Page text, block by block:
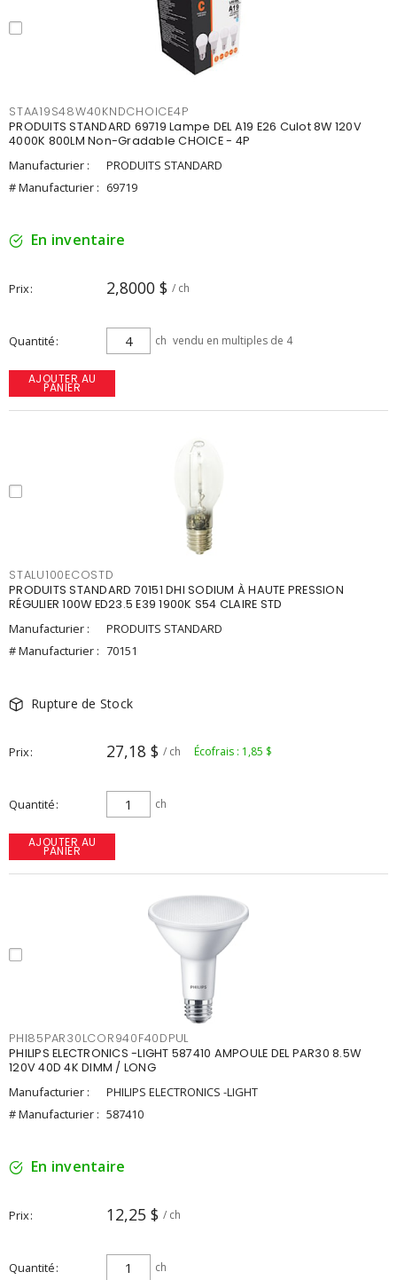
STAA19S48W40KNDCHOICE4P
PRODUITS STANDARD 69719 Lampe DEL A19 E26 Culot 8W 120V
4000K 800LM Non-Gradable CHOICE - 4P
Manufacturier :
PRODUITS STANDARD
# Manufacturier : 69719
En inventaire
Prix 2,8000 $ / ch
Quantité ch vendu en multiples de 4
AJOUTER AU
PANIER
STALU100ECOSTD
PRODUITS STANDARD 70151 DHI SODIUM À HAUTE PRESSION
RÉGULIER 100W ED23.5 E39 1900K S54 CLAIRE STD
Manufacturier :
PRODUITS STANDARD
# Manufacturier : 70151
Rupture de Stock
Prix 27,18 $ / ch Écofrais : 1,85 $
Quantité ch
AJOUTER AU
PANIER
PHI85PAR30LCOR940F40DPUL
PHILIPS ELECTRONICS -LIGHT 587410 AMPOULE DEL PAR30 8.5W
120V 40D 4K DIMM / LONG
Manufacturier :
PHILIPS ELECTRONICS -LIGHT
# Manufacturier : 587410
En inventaire
Prix 12,25 $ / ch
Quantité ch